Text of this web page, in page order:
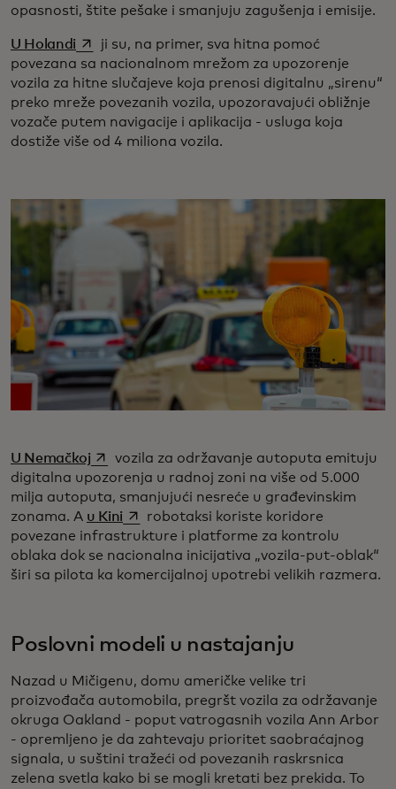
opasnosti, štite pešake i smanjuju zagušenja i emisije.
U Holandi opens in a new tab
ji su, na primer, sva hitna pomoć
povezana sa nacionalnom mrežom za upozorenje
vozila za hitne slučajeve koja prenosi digitalnu „sirenu“
preko mreže povezanih vozila, upozoravajući obližnje
vozače putem navigacije i aplikacija - usluga koja
dostiže više od 4 miliona vozila.
U Nemačkojopens in a new tab
vozila za održavanje autoputa emituju
digitalna upozorenja u radnoj zoni na više od 5.000
milja autoputa, smanjujući nesreće u građevinskim
zonama. A u Kini opens in a new tab
robotaksi koriste koridore
povezane infrastrukture i platforme za kontrolu
oblaka dok se nacionalna inicijativa „vozila-put-oblak“
širi sa pilota ka komercijalnoj upotrebi velikih razmera.
Poslovni modeli u nastajanju
Nazad u Mičigenu, domu američke velike tri
proizvođača automobila, pregršt vozila za održavanje
okruga Oakland - poput vatrogasnih vozila Ann Arbor
- opremljeno je da zahtevaju prioritet saobraćajnog
signala, u suštini tražeći od povezanih raskrsnica
zelena svetla kako bi se mogli kretati bez prekida. To